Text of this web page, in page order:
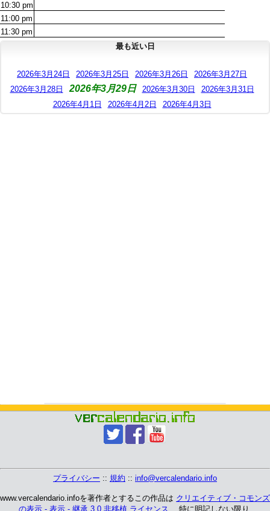
10:30 pm
11:00 pm
11:30 pm
最も近い日
2026年3月24日 2026年3月25日 2026年3月26日
2026年3月27日
2026年3月28日
2026年3月29日 2026年3月30日
2026年3月31日
2026年4月1日
2026年4月2日 2026年4月3日
プライバシー :: 規約 :: info@vercalendario.info
www.vercalendario.infoを著作者とするこの作品は クリエイティブ・コモンズ
の表示 - 表示 - 継承 3.0 非移植 ライセンス 、 特に明記しない限り.